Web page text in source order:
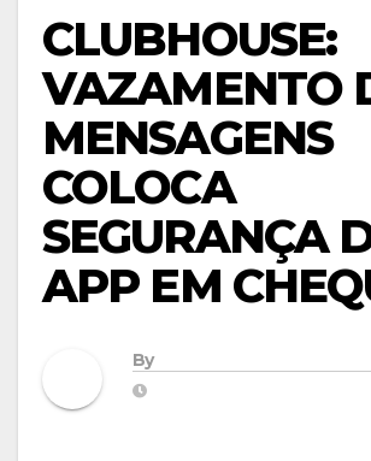
CLUBHOUSE:
VAZAMENTO
MENSAGENS
COLOCA
SEGURANÇA
APP EM
By